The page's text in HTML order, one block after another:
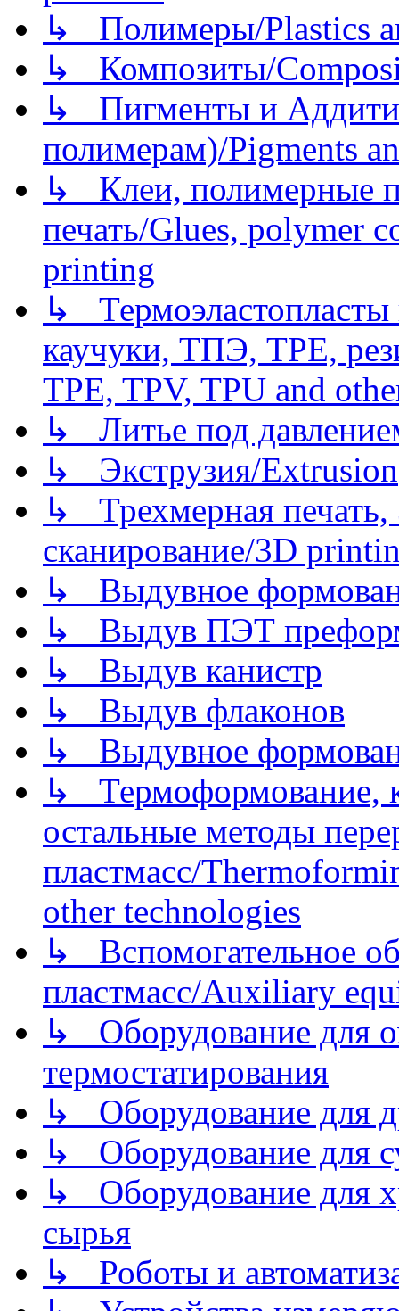
↳ Полимеры/Plastics
↳ Композиты/
↳ Пигменты и
полимерам)/Pigments
↳ Клеи, полимерные
печать/Glues, polymer
printing
↳
каучуки, ТПЭ, TPE,
TPE, TPV, TPU and
↳ Литье под
↳ Экструзия/Extrusion
↳ Трехмерная
сканирование/3D
↳ Выдувное
↳ Выдув ПЭТ
↳ Выдув канистр
↳ Выдув флаконов
↳ Выдувное
↳ Термоформование,
остальные методы
пластмасс/
other technologies
↳ Вспомогательное
пластмасс/Auxiliary
↳ Оборудование для
термостатирования
↳ Оборудование для
↳ Оборудование для
↳ Оборудование для
сырья
↳ Роботы и